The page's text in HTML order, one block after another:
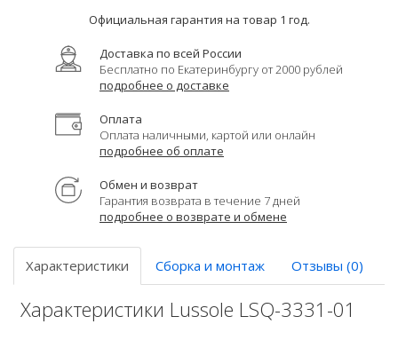
Официальная гарантия на товар 1 год.
Доставка по всей России
Бесплатно по Екатеринбургу от 2000 рублей
подробнее о доставке
Оплата
Оплата наличными, картой или онлайн
подробнее об оплате
Обмен и возврат
Гарантия возврата в течение 7 дней
подробнее о возврате и обмене
Характеристики Сборка и монтаж Отзывы (0)
Характеристики Lussole LSQ-3331-01